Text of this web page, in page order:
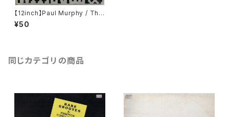
【12inch】Paul Murphy / The
Trip
¥50
同じカテゴリの商品